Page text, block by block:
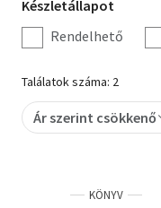
Hobbi, szabadidő
Irodalom
Művészet
Szakkönyv
Tankönyv, segédkönyv
Készletállapot
szűrés
Készletállapot
Rendelhető
Találatok száma: 2
Ár szerint csökkenő
KÖNYV